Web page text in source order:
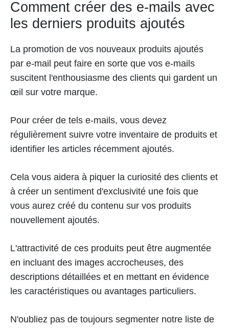
Comment créer des e-mails avec
les derniers produits ajoutés
La promotion de vos nouveaux produits ajoutés
par e-mail peut faire en sorte que vos e-mails
suscitent l'enthousiasme des clients qui gardent un
œil sur votre marque.
Pour créer de tels e-mails, vous devez
régulièrement suivre votre inventaire de produits et
identifier les articles récemment ajoutés.
Cela vous aidera à piquer la curiosité des clients et
à créer un sentiment d'exclusivité une fois que
vous aurez créé du contenu sur vos produits
nouvellement ajoutés.
L'attractivité de ces produits peut être augmentée
en incluant des images accrocheuses, des
descriptions détaillées et en mettant en évidence
les caractéristiques ou avantages particuliers.
N'oubliez pas de toujours segmenter notre liste de